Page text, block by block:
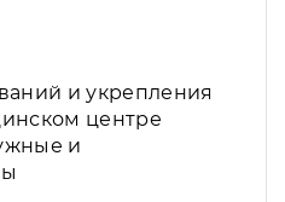
и укрепления
центре
и